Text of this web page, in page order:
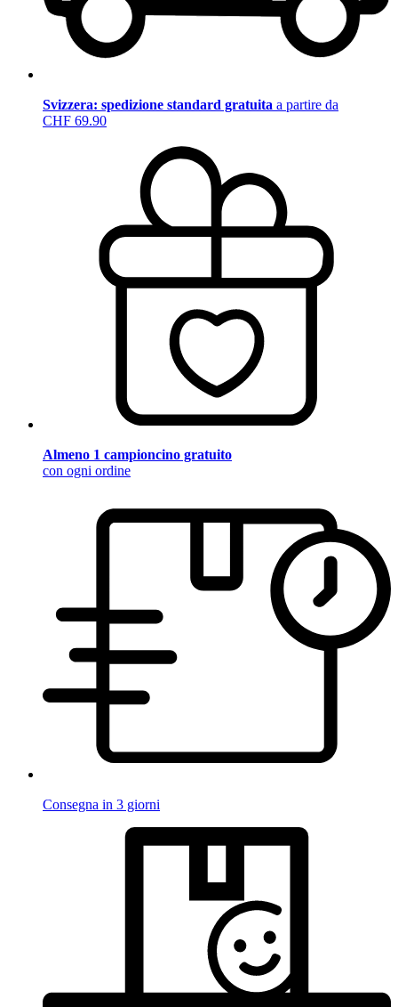
Svizzera: spedizione standard gratuita a partire da
CHF 69.90
Almeno 1 campioncino gratuito
con ogni ordine
Consegna in 3 giorni